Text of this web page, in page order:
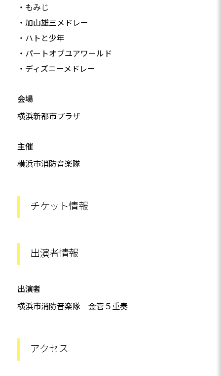
・もみじ
・加山雄三メドレー
・ハトと少年
・パートオブユアワールド
・ディズニーメドレー
会場
横浜新都市プラザ
主催
横浜市消防音楽隊
チケット情報
出演者情報
出演者
横浜市消防音楽隊 金管５重奏
アクセス